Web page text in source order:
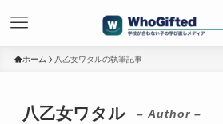
ホーム 八乙女ワタルの執筆記事
八乙女ワタル – Author –